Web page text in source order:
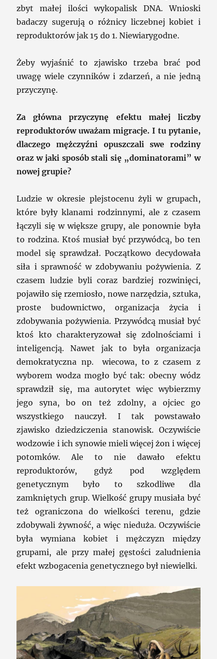
zbyt małej ilości wykopalisk DNA. Wnioski
badaczy sugerują o różnicy liczebnej kobiet i
reproduktorów jak 15 do 1. Niewiarygodne.
Żeby wyjaśnić to zjawisko trzeba brać pod
uwagę wiele czynników i zdarzeń, a nie jedną
przyczynę.
Za główna przyczynę efektu małej liczby
reproduktorów uważam migracje. I tu pytanie,
dlaczego mężczyźni opuszczali swe rodziny
oraz w jaki sposób stali się „dominatorami” w
nowej grupie?
Ludzie w okresie plejstocenu żyli w grupach,
które były klanami rodzinnymi, ale z czasem
łączyli się w większe grupy, ale ponownie była
to rodzina. Ktoś musiał być przywódcą, bo ten
model się sprawdzał. Początkowo decydowała
siła i sprawność w zdobywaniu pożywienia. Z
czasem ludzie byli coraz bardziej rozwinięci,
pojawiło się rzemiosło, nowe narzędzia, sztuka,
proste budownictwo, organizacja życia i
zdobywania pożywienia. Przywódcą musiał być
ktoś kto charakteryzował się zdolnościami i
inteligencją. Nawet jak to była organizacja
demokratyczna np. wiecowa, to z czasem z
wyborem wodza mogło być tak: obecny wódz
sprawdził się, ma autorytet więc wybierzmy
jego syna, bo on też zdolny, a ojciec go
wszystkiego nauczył. I tak powstawało
zjawisko dziedziczenia stanowisk. Oczywiście
wodzowie i ich synowie mieli więcej żon i więcej
potomków. Ale to nie dawało efektu
reproduktorów, gdyż pod względem
genetycznym było to szkodliwe dla
zamkniętych grup. Wielkość grupy musiała być
też ograniczona do wielkości terenu, gdzie
zdobywali żywność, a więc nieduża. Oczywiście
była wymiana kobiet i mężczyzn między
grupami, ale przy małej gęstości zaludnienia
efekt wzbogacenia genetycznego był niewielki.